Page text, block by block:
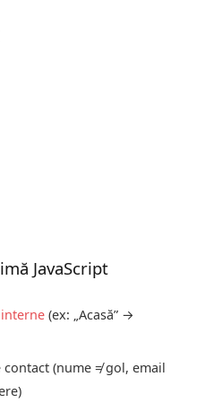
JavaScript
(ex: „Acasă” →
(nume ≠ gol, email